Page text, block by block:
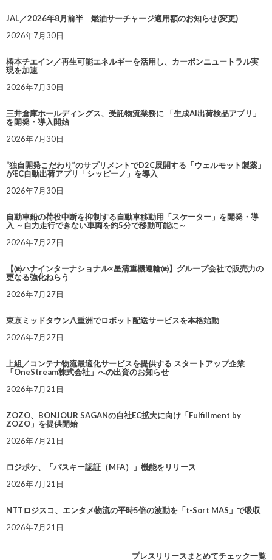
JAL／2026年8月前半 燃油サーチャージ適用額のお知らせ(変更)
2026年7月30日
椿本チエイン／再生可能エネルギーを活用し、カーボンニュートラル実
現を加速
2026年7月30日
三井倉庫ホールディングス、受託物流業務に 「生成AI出荷検品アプリ」
を開発・導入開始
2026年7月30日
“独自開発こだわり”のサプリメントでD2C展開する「ウェルモット製薬」
がEC自動出荷アプリ「シッピーノ」を導入
2026年7月30日
自動車船の荷役中断を抑制する自動車移動用「スケーター」を開発・導
入 ～自力走行できない車両を約5分で移動可能に～
2026年7月27日
【㈱ハナインターナショナル×星清重機運輸㈱】グループ会社で販売力の
更なる強化ねらう
2026年7月27日
東京ミッドタウン八重洲でロボット配送サービスを本格始動
2026年7月27日
上組／コンテナ物流最適化サービスを提供する スタートアップ企業
「OneStream株式会社」への出資のお知らせ
2026年7月21日
ZOZO、BONJOUR SAGANの自社EC拡大に向け「Fulfillment by
ZOZO」を提供開始
2026年7月21日
ロジポケ、「パスキー認証（MFA）」機能をリリース
2026年7月21日
NTTロジスコ、エンタメ物流の平時5倍の波動を「t-Sort MAS」で吸収
2026年7月21日
プレスリリースまとめてチェック一覧